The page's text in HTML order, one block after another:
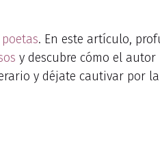
poetas. En este artículo,
y descubre cómo el
y déjate cautivar por